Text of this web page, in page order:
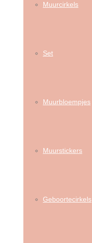
Muurcirkels
Set
Muurbloempjes
Muurstickers
Geboortecirkels